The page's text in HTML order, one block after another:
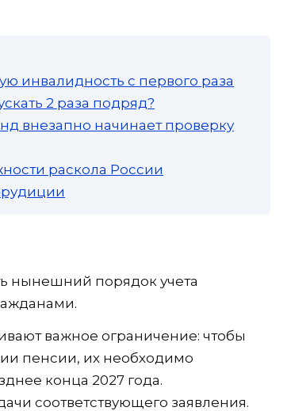
инвалидность с первого раза
2 раза подряд?
внезапно начинает проверку
раскола России
нынешний порядок учета
важное ограничение: чтобы
пенсии, их необходимо
конца 2027 года.
соответствующего заявления.